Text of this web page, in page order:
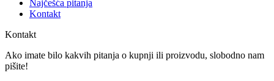
Najčešća pitanja
Kontakt
Kontakt
Ako imate bilo kakvih pitanja o kupnji ili proizvodu, slobodno nam
pišite!